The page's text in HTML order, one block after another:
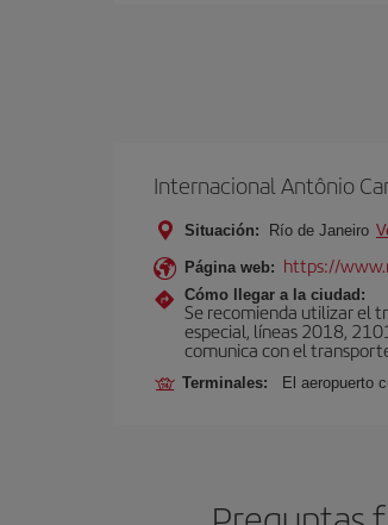
Internacional Antônio
Situación: Río de Janeiro
Página web: https://
Cómo llegar a la ciudad:
Se recomienda utilizar el
especial, líneas 2018,
comunica con el
Terminales: El aeropuerto